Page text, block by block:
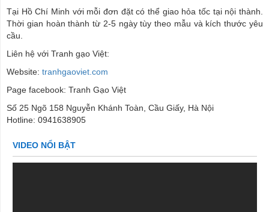
Tại Hồ Chí Minh với mỗi đơn đặt có thể giao hỏa tốc tại nội thành.
Thời gian hoàn thành từ 2-5 ngày tùy theo mẫu và kích thước yêu
cầu.
Liên hệ với Tranh gạo Việt:
Website: tranhgaoviet.com
Page facebook: Tranh Gạo Việt
Số 25 Ngõ 158 Nguyễn Khánh Toàn, Cầu Giấy, Hà Nội
Hotline: 0941638905
VIDEO NỔI BẬT